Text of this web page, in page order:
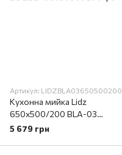
Артикул: LIDZBLA03650500200
Кухонна мийка Lidz
650x500/200 BLA-03
(LIDZBLA03650500200)
5 679 грн